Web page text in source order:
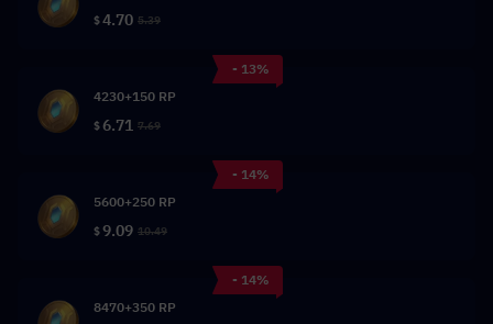
$4.70 5.39
- 13%
4230+150 RP
$ 6.71 7.69
- 14%
5600+250 RP
$9.09 10.49
- 14%
8470+350 RP